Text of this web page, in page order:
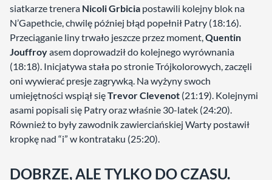
siatkarze trenera Nicoli Grbicia postawili kolejny blok na
N’Gapethcie, chwilę później błąd popełnił Patry (18:16).
Przeciąganie liny trwało jeszcze przez moment,Quentin
Jouffroyasem doprowadził do kolejnego wyrównania
(18:18). Inicjatywa stała po stronie Trójkolorowych, zaczęli
oni wywierać presje zagrywką. Na wyżyny swoch
umiejętności wspiął sięTrevor Clevenot (21:19). Kolejnymi
asami popisali się Patry oraz właśnie 30-latek (24:20).
Również to były zawodnik zawierciańskiej Warty postawił
kropkę nad “i” w kontrataku (25:20).
DOBRZE, ALE TYLKO DO CZASU.